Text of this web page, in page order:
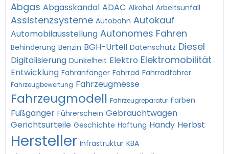
Abgas Abgasskandal ADAC Alkohol Arbeitsunfall
Assistenzsysteme Autobahn Autokauf
Automobilausstellung Autonomes Fahren
Behinderung Benzin BGH-Urteil Datenschutz Diesel
Digitalisierung Dunkelheit Elektro Elektromobilität
Entwicklung Fahranfänger Fahrrad Fahrradfahrer
Fahrzeugbewertung Fahrzeugmesse
Fahrzeugmodell Fahrzeugreparatur Farben
Fußgänger Führerschein Gebrauchtwagen
Gerichtsurteile Geschichte Haftung Handy Herbst
Hersteller Infrastruktur KBA